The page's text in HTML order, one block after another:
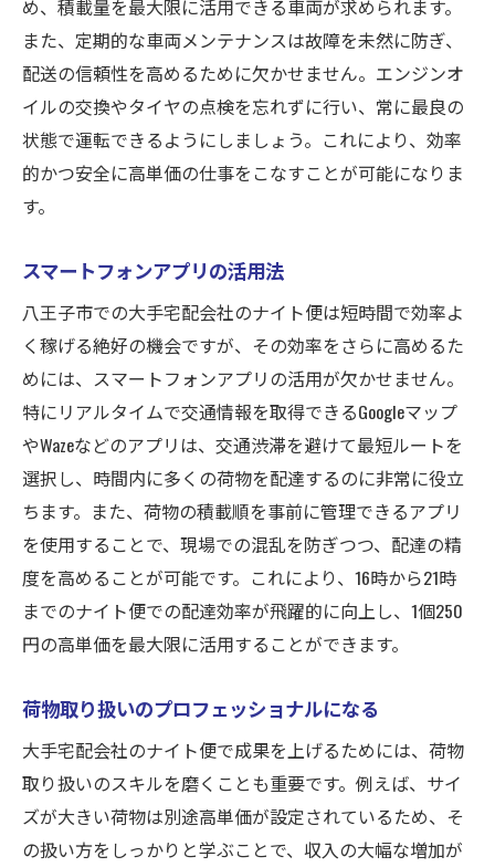
め、積載量を最大限に活用できる車両が求められます。
また、定期的な車両メンテナンスは故障を未然に防ぎ、
配送の信頼性を高めるために欠かせません。エンジンオ
イルの交換やタイヤの点検を忘れずに行い、常に最良の
状態で運転できるようにしましょう。これにより、効率
的かつ安全に高単価の仕事をこなすことが可能になりま
す。
スマートフォンアプリの活用法
八王子市での大手宅配会社のナイト便は短時間で効率よ
く稼げる絶好の機会ですが、その効率をさらに高めるた
めには、スマートフォンアプリの活用が欠かせません。
特にリアルタイムで交通情報を取得できるGoogleマップ
やWazeなどのアプリは、交通渋滞を避けて最短ルートを
選択し、時間内に多くの荷物を配達するのに非常に役立
ちます。また、荷物の積載順を事前に管理できるアプリ
を使用することで、現場での混乱を防ぎつつ、配達の精
度を高めることが可能です。これにより、16時から21時
までのナイト便での配達効率が飛躍的に向上し、1個250
円の高単価を最大限に活用することができます。
荷物取り扱いのプロフェッショナルになる
大手宅配会社のナイト便で成果を上げるためには、荷物
取り扱いのスキルを磨くことも重要です。例えば、サイ
ズが大きい荷物は別途高単価が設定されているため、そ
の扱い方をしっかりと学ぶことで、収入の大幅な増加が